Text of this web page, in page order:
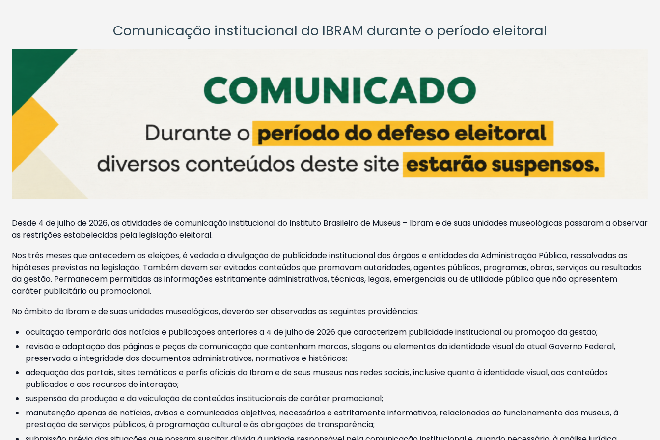
Comunicação institucional do IBRAM durante o período eleitoral
Desde 4 de julho de 2026, as atividades de comunicação institucional do Instituto Brasileiro de Museus – Ibram e de suas unidades museológicas passaram a observar
as restrições estabelecidas pela legislação eleitoral.
Nos três meses que antecedem as eleições, é vedada a divulgação de publicidade institucional dos órgãos e entidades da Administração Pública, ressalvadas as
hipóteses previstas na legislação. Também devem ser evitados conteúdos que promovam autoridades, agentes públicos, programas, obras, serviços ou resultados
da gestão. Permanecem permitidas as informações estritamente administrativas, técnicas, legais, emergenciais ou de utilidade pública que não apresentem
caráter publicitário ou promocional.
No âmbito do Ibram e de suas unidades museológicas, deverão ser observadas as seguintes providências:
ocultação temporária das notícias e publicações anteriores a 4 de julho de 2026 que caracterizem publicidade institucional ou promoção da gestão;
revisão e adaptação das páginas e peças de comunicação que contenham marcas, slogans ou elementos da identidade visual do atual Governo Federal,
preservada a integridade dos documentos administrativos, normativos e históricos;
adequação dos portais, sites temáticos e perfis oficiais do Ibram e de seus museus nas redes sociais, inclusive quanto à identidade visual, aos conteúdos
publicados e aos recursos de interação;
suspensão da produção e da veiculação de conteúdos institucionais de caráter promocional;
manutenção apenas de notícias, avisos e comunicados objetivos, necessários e estritamente informativos, relacionados ao funcionamento dos museus, à
prestação de serviços públicos, à programação cultural e às obrigações de transparência;